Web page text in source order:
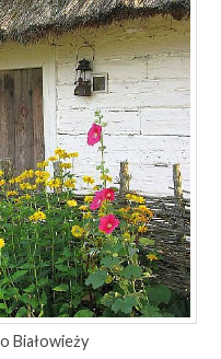
Białowieży